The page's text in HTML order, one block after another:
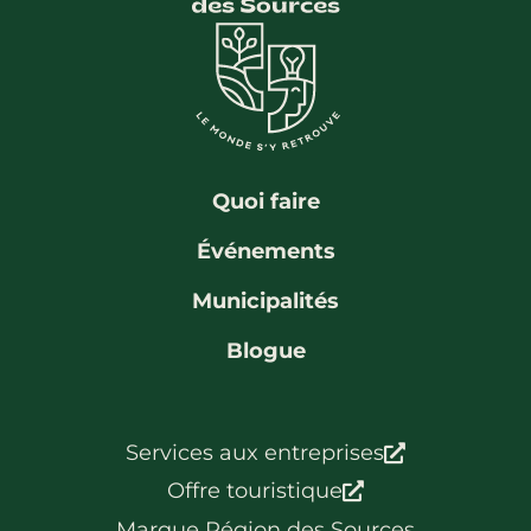
Bénévolat
Communauté d’affaires
Travailleurs autonomes
Coups de cœur
Itinéraires
Pédalez!
Blogue
Quoi faire
Événements
Municipalités
Blogue
Services aux entreprises
Offre touristique